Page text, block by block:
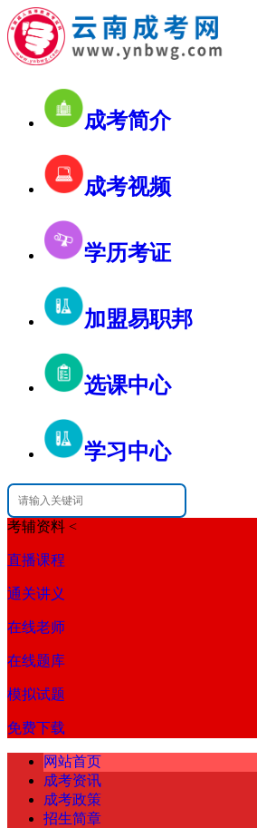
成考简介
成考视频
学历考证
加盟易职邦
选课中心
学习中心
考辅资料 <
直播课程
通关讲义
在线老师
在线题库
模拟试题
免费下载
网站首页
成考资讯
成考政策
招生简章